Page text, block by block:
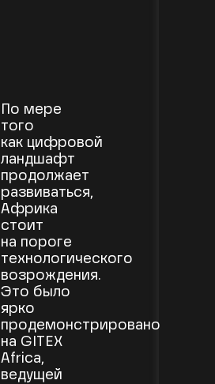
По мере
того
как цифровой
ландшафт
продолжает
развиваться,
Африка
стоит
на пороге
технологического
возрождения.
Это было
ярко
продемонстрировано
на GITEX
Africa,
ведущей